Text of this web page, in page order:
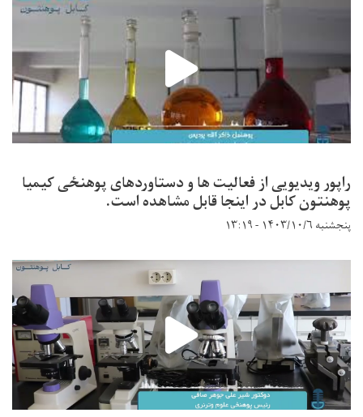
راپور ویدیویی از فعالیت ها و دستاوردهای پوهنځی کیمیا
پوهنتون کابل در اینجا قابل مشاهده است.
پنجشنبه ۱۴۰۳/۱۰/۶ - ۱۳:۱۹